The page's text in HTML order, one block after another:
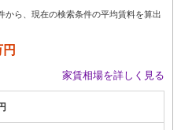
から、現在の検索条件の平均賃料を算出
家賃相場を詳しく見る